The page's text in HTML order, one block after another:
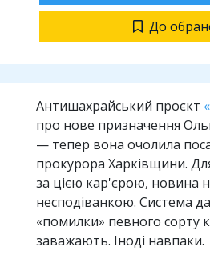
До
Антишахрайський проєкт
про нове призначення
— тепер вона очолила
прокурора Харківщини.
за цією кар'єрою, новина
несподіванкою. Система
«помилки» певного сорту
заважають. Іноді навпаки.